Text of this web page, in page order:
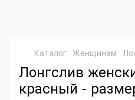
Каталог Женщинам
Лонгслив
красный -